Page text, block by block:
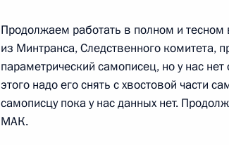
Показать
Продолжаем работать в полном и
из Минтранса, Следственного комитета,
параметрический самописец, но у нас
этого надо его снять с хвостовой части
самописцу пока у нас данных нет.
МАК.